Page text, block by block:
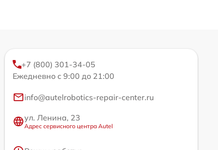
+7 (800) 301-34-05
Ежедневно с 9:00 до 21:00
info@autelrobotics-repair-center.ru
ул. Ленина, 23
Адрес сервисного центра Autel